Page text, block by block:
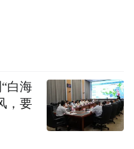
白海
，要